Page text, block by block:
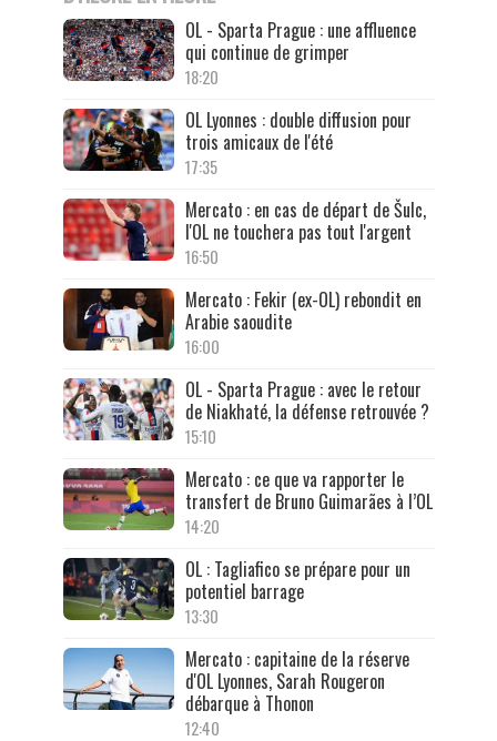
OL - Sparta Prague : une affluence
qui continue de grimper
18:20
OL Lyonnes : double diffusion pour
trois amicaux de l'été
17:35
Mercato : en cas de départ de Šulc,
l'OL ne touchera pas tout l'argent
16:50
Mercato : Fekir (ex-OL) rebondit en
Arabie saoudite
16:00
OL - Sparta Prague : avec le retour
de Niakhaté, la défense retrouvée ?
15:10
Mercato : ce que va rapporter le
transfert de Bruno Guimarães à l’OL
14:20
OL : Tagliafico se prépare pour un
potentiel barrage
13:30
Mercato : capitaine de la réserve
d'OL Lyonnes, Sarah Rougeron
débarque à Thonon
12:40